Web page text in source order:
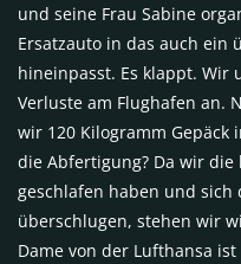
und seine Frau Sabine
Ersatzauto in das auch ein
hineinpasst. Es klappt. Wir
Verluste am Flughafen an.
wir 120 Kilogramm
die Abfertigung? Da wir die
geschlafen haben und sich
überschlugen, stehen wir
Dame von der Lufthansa